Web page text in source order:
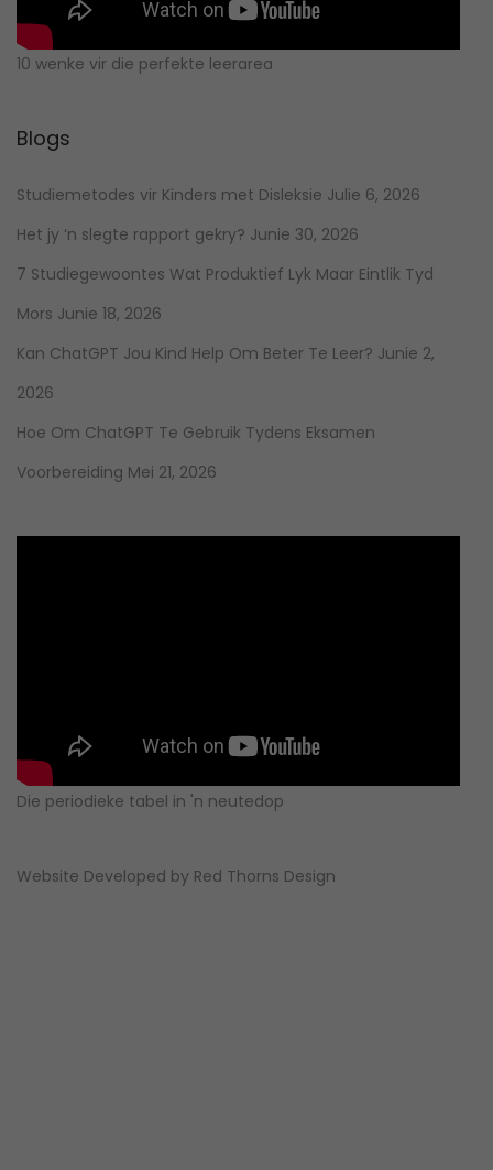
10 wenke vir die perfekte leerarea
Blogs
Studiemetodes vir Kinders met Disleksie Julie 6, 2026
Het jy ‘n slegte rapport gekry? Junie 30, 2026
7 Studiegewoontes Wat Produktief Lyk Maar Eintlik Tyd
Mors Junie 18, 2026
Kan ChatGPT Jou Kind Help Om Beter Te Leer? Junie 2,
2026
Hoe Om ChatGPT Te Gebruik Tydens Eksamen
Voorbereiding Mei 21, 2026
Die periodieke tabel in 'n neutedop
Website Developed by Red Thorns Design